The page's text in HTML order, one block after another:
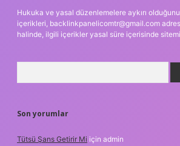
Hukuka ve yasal düzenlemelere aykırı
içerikleri, backlinkpanelicomtr@gmail.com
halinde, ilgili içerikler yasal süre içerisinde
Son yorumlar
Tütsü Şans Getirir Mi için admin